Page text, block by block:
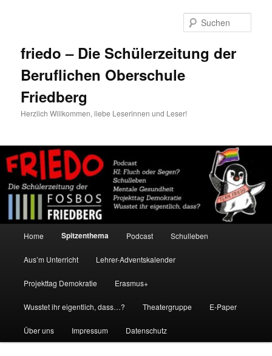
friedo – Die Schülerzeitung der
Beruflichen Oberschule
Friedberg
Herzlich Willkommen, liebe Leserinnen und Leser!
Home Spitzenthema Podcast Schulleben
Aus’m Unterricht Lehrer-Adventskalender
Projekttag Demokratie Erasmus+
Wusstet ihr eigentlich, dass…? Theatergruppe E-Paper
Über uns Impressum Datenschutz